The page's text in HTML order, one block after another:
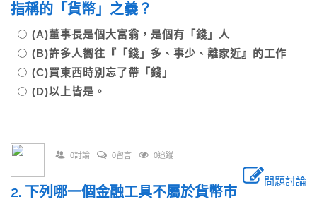
指稱的「貨幣」之義？
(A)董事長是個大富翁，是個有「錢」人
(B)許多人嚮往『「錢」多、事少、離家近』的工作
(C)買東西時別忘了帶「錢」
(D)以上皆是。
0討論 0留言 0追蹤
問題討論
2. 下列哪一個金融工具不屬於貨幣市